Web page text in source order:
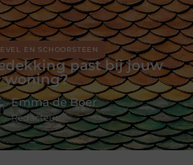
EN SCHOORSTEEN
past bij jouw
woning?
Emma de Boer
Redacteur